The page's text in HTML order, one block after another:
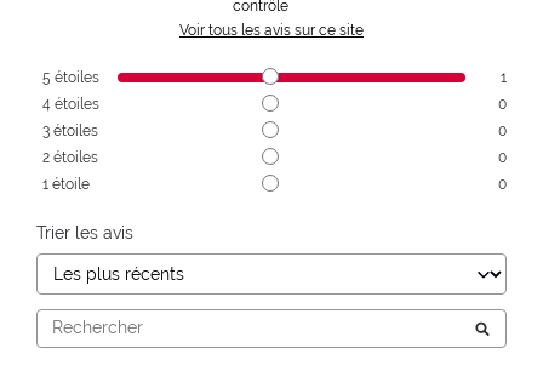
contrôle
Voir tous les avis sur ce site
5 étoiles
1
4 étoiles
0
3 étoiles
0
2 étoiles
0
1 étoile 0
Trier les avis